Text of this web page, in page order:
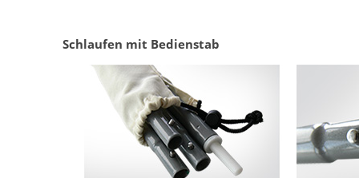
Schlaufen mit Bedienstab